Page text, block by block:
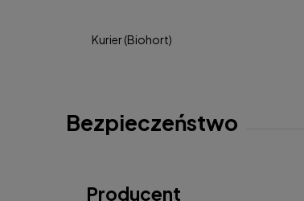
Kurier(Biohort)
Bezpieczeństwo
Producent